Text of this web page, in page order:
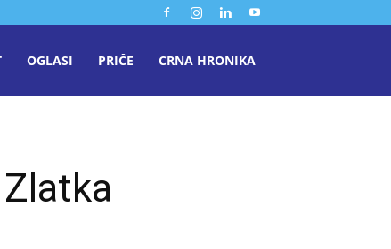
OGLASI PRIČE CRNA HRONIKA